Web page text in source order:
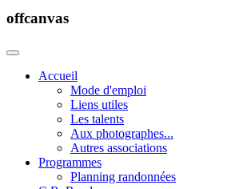
offcanvas
Accueil
Mode d'emploi
Liens utiles
Les talents
Aux photographes...
Autres associations
Programmes
Planning randonnées